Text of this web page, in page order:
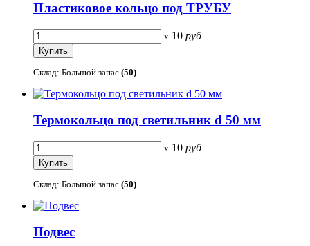
Пластиковое кольцо под ТРУБУ
x 10 руб
Склад: Большой запас (50)
Термокольцо под светильник d 50 мм
x 10 руб
Склад: Большой запас (50)
Подвес